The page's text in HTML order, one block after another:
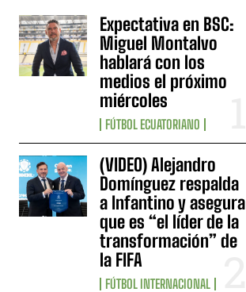
Expectativa en BSC:
Miguel Montalvo
hablará con los
medios el próximo
miércoles
FÚTBOL ECUATORIANO
(VIDEO) Alejandro
Domínguez respalda
a Infantino y asegura
que es “el líder de la
transformación” de
la FIFA
FÚTBOL INTERNACIONAL